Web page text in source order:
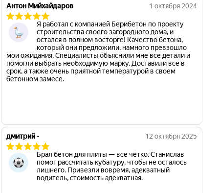
Антон Мийхайдаров 1 октября 2024
Я работал с компанией Берибетон по проекту
строительства своего загородного дома, и
остался в полном восторге! Качество бетона,
который они предложили, намного превзошло
мои ожидания. Специалисты объяснили мне все детали и
помогли выбрать необходимую марку. Доставили всё в
срок, а также очень приятной температурой в своем
бетонном замесе.
дмитрий - 12 октября 2025
Брал бетон для плиты — все чётко. Станислав
помог рассчитать кубатуру, чтобы не осталось
лишнего. Привезли вовремя, адекватный
водитель, стоимость адекватная.